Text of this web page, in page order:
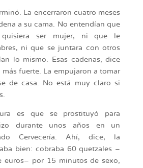
La encerraron cuatro meses
a su cama. No entendían que
quisiera ser mujer, ni que le
ni que se juntara con otros
lo mismo. Esas cadenas, dice
más fuerte. La empujaron a tomar
de casa. No está muy claro si
es que se prostituyó para
durante unos años en un
Cervecería. Ahí, dice, la
bien: cobraba 60 quetzales –
euros– por 15 minutos de sexo,